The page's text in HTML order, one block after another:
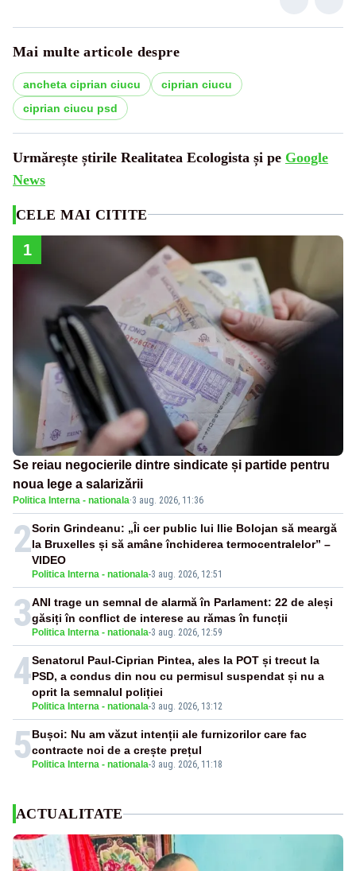
Mai multe articole despre
ancheta ciprian ciucu
ciprian ciucu
ciprian ciucu psd
Urmărește știrile Realitatea Ecologista și pe Google
News
CELE MAI CITITE
1
Se reiau negocierile dintre sindicate și partide pentru
noua lege a salarizării
Politica Interna - nationala·3 aug. 2026, 11:36
2
Politica Interna - nationala-3 aug. 2026, 12:51
Sorin Grindeanu: „Îi cer public lui Ilie Bolojan să meargă
la Bruxelles și să amâne închiderea termocentralelor” –
VIDEO
3 Politica Interna - nationala-3 aug. 2026, 12:59
ANI trage un semnal de alarmă în Parlament: 22 de aleși
găsiți în conflict de interese au rămas în funcții
4
Politica Interna - nationala-3 aug. 2026, 13:12
Senatorul Paul-Ciprian Pintea, ales la POT și trecut la
PSD, a condus din nou cu permisul suspendat și nu a
oprit la semnalul poliției
5 Politica Interna - nationala-3 aug. 2026, 11:18
Bușoi: Nu am văzut intenții ale furnizorilor care fac
contracte noi de a crește prețul
ACTUALITATE